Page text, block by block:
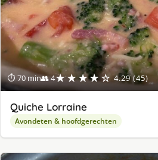
⏱ 70 min👥 4★★★★☆ 4.29 (45)
Quiche Lorraine
Avondeten & hoofdgerechten